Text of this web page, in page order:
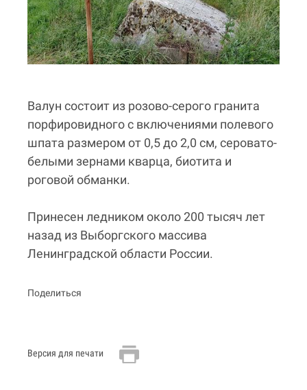
Валун состоит из розово-серого гранита
порфировидного с включениями полевого
шпата размером от 0,5 до 2,0 см, серовато-
белыми зернами кварца, биотита и
роговой обманки.
Принесен ледником около 200 тысяч лет
назад из Выборгского массива
Ленинградской области России.
Поделиться
Версия для печати